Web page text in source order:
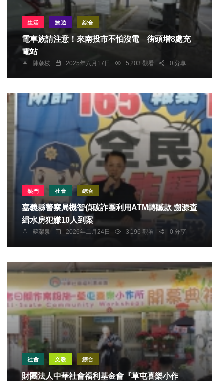
生活 旅遊 綜合
電車族請注意！來南投市不怕沒電 街頭增8處充
電站
陳朝枝 2025年六月17日 5,203 觀看 0 分享
熱門 社會 綜合
嘉義縣警察局機智偵破詐團利用ATM轉贓款 溯源查
緝水房犯嫌10人到案
蘇榮泉 2026年二月24日 3,196 觀看 0 分享
社會 文教 綜合
財團法人中華社會福利基金會『草屯喜樂小作